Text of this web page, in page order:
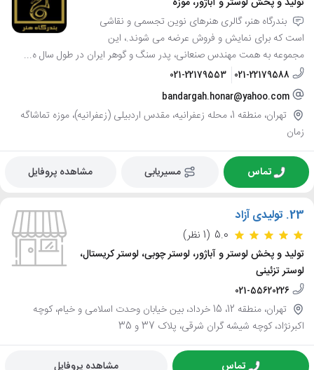
بندرگاه هنر، گالری هنرهای نوین تجسمی و نقاشی
است که برای نمایش و فروش عرضه می شوند.، این
مجموعه به همت مهندس صنعانی، پدر سنگ و گوهر ایران در طول سال ه...
021-22179588
021-22179553
bandargah.honar@yahoo.com
تهران، منطقه 1، محله زعفرانیه، مقدس اردبیلی (زعفرانیه)، موزه تماشاگه
زمان
تماس مسیریابی مشاهده پروفایل
23. تولیدی آزاد
5.0 (1 نظر)
تولید و پخش لوستر و آباژور، لوستر چوبی، لوستر کریستال،
لوستر تزئینی
021-55620226
تهران، منطقه 12، 15 خرداد، بین خیابان وحدت اسلامی و خیام، کوچه
اکبرنژاد، کوچه شیشه گران شرقی، پلاک 37 و 35
تماس مشاهده پروفایل